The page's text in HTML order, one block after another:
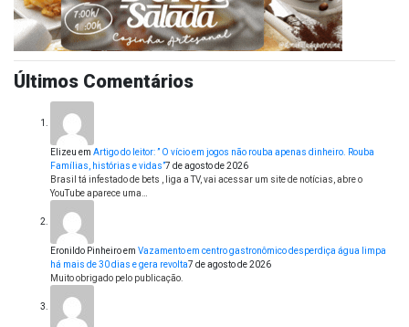
Últimos Comentários
Elizeu em Artigo do leitor: ” O vício em jogos não rouba apenas dinheiro. Rouba
Famílias, histórias e vidas”7 de agosto de 2026
Brasil tá infestado de bets , liga a TV, vai acessar um site de notícias, abre o
YouTube aparece uma…
Eronildo Pinheiroem Vazamento em centro gastronômico desperdiça água limpa
há mais de 30 dias e gera revolta7 de agosto de 2026
Muito obrigado pelo publicação.